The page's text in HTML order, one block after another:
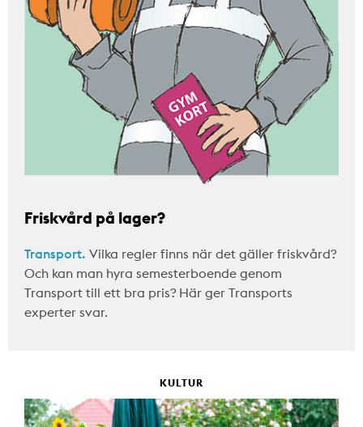
Friskvård på lager?
Transport. Vilka regler finns när det gäller friskvård?
Och kan man hyra semesterboende genom
Transport till ett bra pris? Här ger Transports
experter svar.
KULTUR